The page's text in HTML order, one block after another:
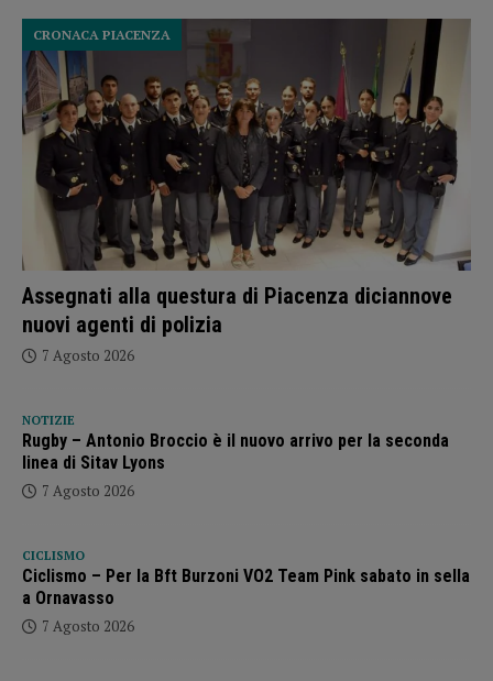
Assegnati alla questura di Piacenza diciannove
nuovi agenti di polizia
CRONACA PIACENZA
7 Agosto 2026
NOTIZIE
Rugby – Antonio Broccio è il nuovo arrivo per la seconda
linea di Sitav Lyons
7 Agosto 2026
CICLISMO
Ciclismo – Per la Bft Burzoni VO2 Team Pink sabato in sella
a Ornavasso
7 Agosto 2026